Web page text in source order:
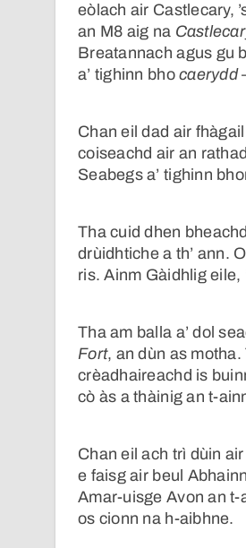
eòlach air Castlecary,
an M8 aig na
Breatannach agus gu
a’ tighinn bhocaerydd
Chan eil dad air
coiseachd air an
Seabegs a’ tighinn
Tha cuid dhen
drùidhtiche a th’ ann.
ris. Ainm Gàidhlig eile,
Tha am balla a’ dol
Fort, an dùn as motha.
crèadhaireachd is
cò às a thàinig an t-
Chan eil ach trì dùin
e faisg air beul
Amar-uisge Avon an t-
os cionn na h-aibhne.